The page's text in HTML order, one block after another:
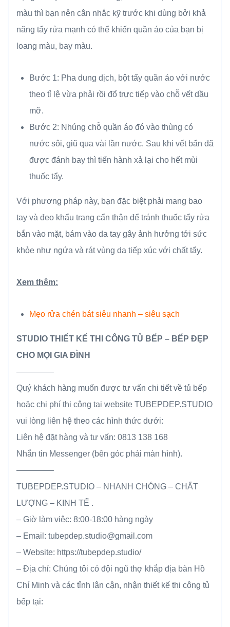
màu thì bạn nên cân nhắc kỹ trước khi dùng bởi khả
năng tẩy rửa mạnh có thể khiến quần áo của bạn bị
loang màu, bay màu.
Bước 1: Pha dung dịch, bột tẩy quần áo với nước
theo tỉ lệ vừa phải rồi đổ trực tiếp vào chỗ vết dầu
mỡ.
Bước 2: Nhúng chỗ quần áo đó vào thùng có
nước sôi, giũ qua vài lần nước. Sau khi vết bẩn đã
được đánh bay thì tiến hành xả lại cho hết mùi
thuốc tẩy.
Với phương pháp này, bạn đặc biệt phải mang bao
tay và đeo khẩu trang cẩn thận để tránh thuốc tẩy rửa
bắn vào mặt, bám vào da tay gây ảnh hưởng tới sức
khỏe như ngứa và rát vùng da tiếp xúc với chất tẩy.
Xem thêm:
Mẹo rửa chén bát siêu nhanh – siêu sạch
STUDIO THIẾT KẾ THI CÔNG TỦ BẾP – BẾP ĐẸP
CHO MỌI GIA ĐÌNH
————–
Quý khách hàng muốn được tư vấn chi tiết về tủ bếp
hoặc chi phí thi công tại website TUBEPDEP.STUDIO
vui lòng liên hệ theo các hình thức dưới:
Liên hệ đặt hàng và tư vấn: 0813 138 168
Nhắn tin Messenger (bên góc phải màn hình).
————–
TUBEPDEP.STUDIO – NHANH CHÓNG – CHẤT
LƯỢNG – KINH TẾ .
– Giờ làm việc: 8:00-18:00 hàng ngày
– Email: tubepdep.studio@gmail.com
– Website: https://tubepdep.studio/
– Địa chỉ: Chúng tôi có đội ngũ thợ khắp địa bàn Hồ
Chí Minh và các tỉnh lân cận, nhận thiết kế thi công tủ
bếp tại: